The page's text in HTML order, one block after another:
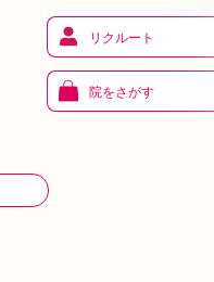
リクルート
院をさがす